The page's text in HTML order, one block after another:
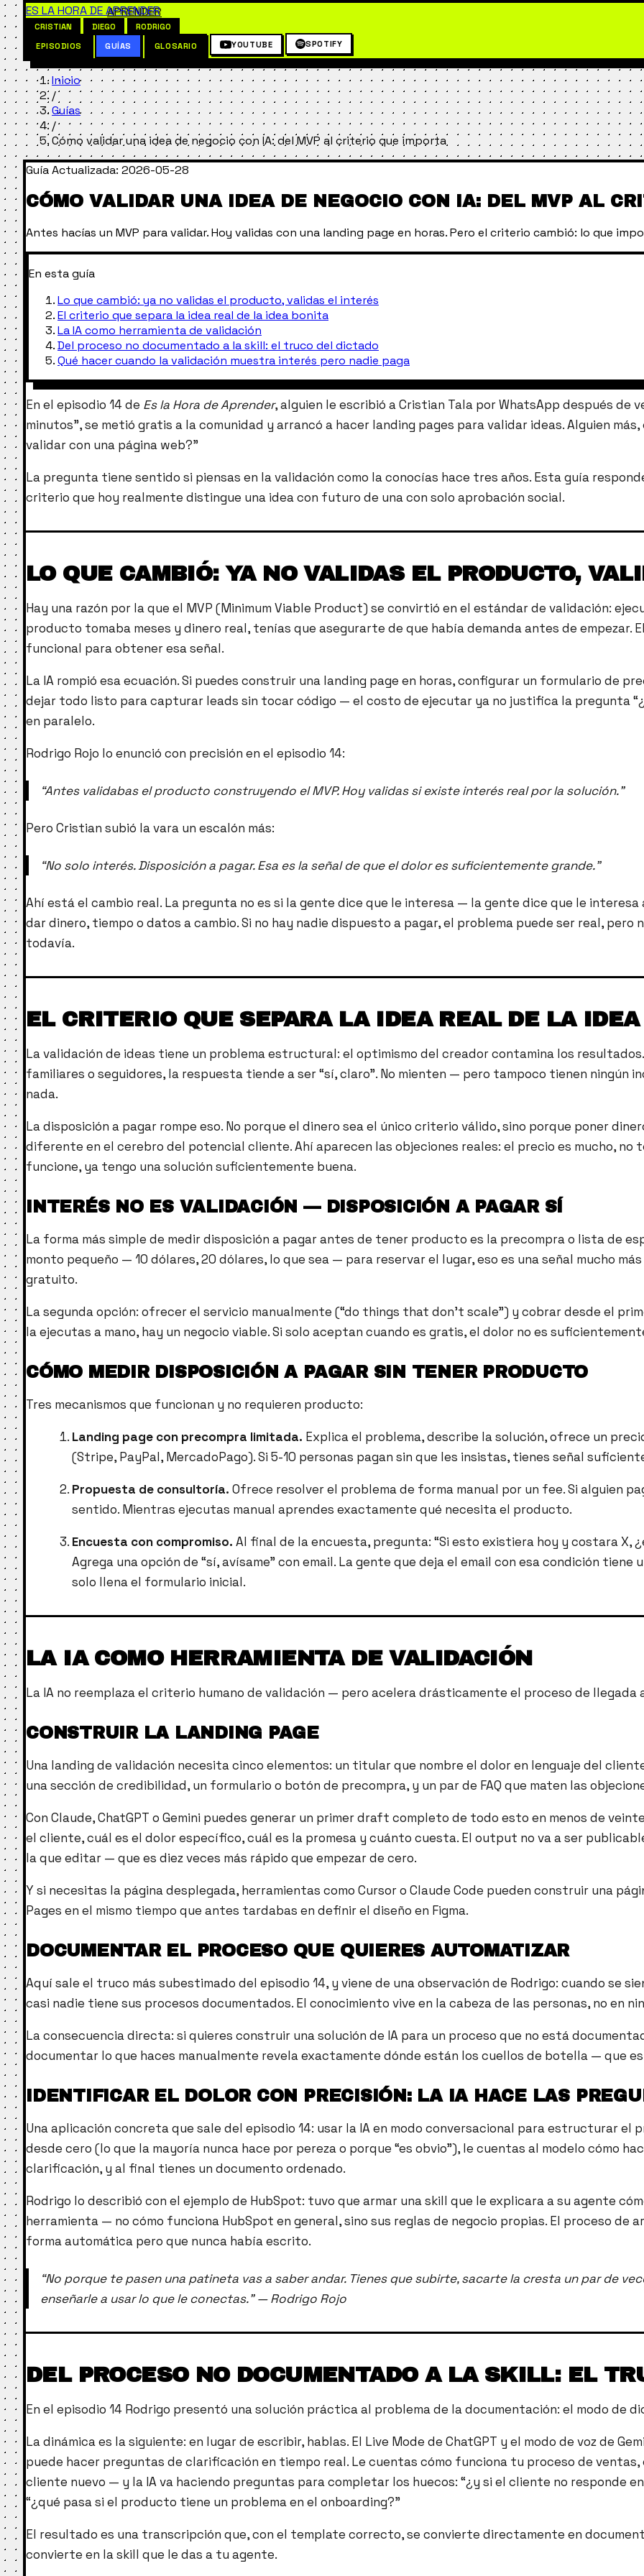
ES LA HORA DEAPRENDER
CRISTIAN DIEGO
RODRIGO
EPISODIOS
GUÍAS GLOSARIO YOUTUBE SPOTIFY
Inicio
/
Guías
/
Cómo validar una idea de negocio con IA: del MVP al criterio que importa
GuíaActualizada: 2026-05-28
CÓMO VALIDAR UNA IDEA DE NEGOCIO CON IA: DEL MVP AL
Antes hacías un MVP para validar. Hoy validas con una landing page en horas. Pero el criterio cambió: lo que
En esta guía
Lo que cambió: ya no validas el producto, validas el interés
El criterio que separa la idea real de la idea bonita
La IA como herramienta de validación
Del proceso no documentado a la skill: el truco del dictado
Qué hacer cuando la validación muestra interés pero nadie paga
En el episodio 14 de Es la Hora de Aprender, alguien le escribió a Cristian Tala por WhatsApp después de
minutos”, se metió gratis a la comunidad y arrancó a hacer landing pages para validar ideas. Alguien
validar con una página web?”
La pregunta tiene sentido si piensas en la validación como la conocías hace tres años. Esta guía
criterio que hoy realmente distingue una idea con futuro de una con solo aprobación social.
LO QUE CAMBIÓ: YA NO VALIDAS EL PRODUCTO,
Hay una razón por la que el MVP (Minimum Viable Product) se convirtió en el estándar de validación:
producto tomaba meses y dinero real, tenías que asegurarte de que había demanda antes de empezar.
funcional para obtener esa señal.
La IA rompió esa ecuación. Si puedes construir una landing page en horas, configurar un formulario de
dejar todo listo para capturar leads sin tocar código — el costo de ejecutar ya no justifica la pregunta
en paralelo.
Rodrigo Rojo lo enunció con precisión en el episodio 14:
“Antes validabas el producto construyendo el MVP. Hoy validas si existe interés real por la solución.”
Pero Cristian subió la vara un escalón más:
“No solo interés. Disposición a pagar. Esa es la señal de que el dolor es suficientemente grande.”
Ahí está el cambio real. La pregunta no es si la gente dice que le interesa — la gente dice que le
dar dinero, tiempo o datos a cambio. Si no hay nadie dispuesto a pagar, el problema puede ser real, pero
todavía.
EL CRITERIO QUE SEPARA LA IDEA REAL DE LA
La validación de ideas tiene un problema estructural: el optimismo del creador contamina los
familiares o seguidores, la respuesta tiende a ser “sí, claro”. No mienten — pero tampoco tienen ningún
nada.
La disposición a pagar rompe eso. No porque el dinero sea el único criterio válido, sino porque poner
diferente en el cerebro del potencial cliente. Ahí aparecen las objeciones reales: el precio es mucho, no
funcione, ya tengo una solución suficientemente buena.
INTERÉS NO ES VALIDACIÓN — DISPOSICIÓN A PAGAR SÍ
La forma más simple de medir disposición a pagar antes de tener producto es la precompra o lista de
monto pequeño — 10 dólares, 20 dólares, lo que sea — para reservar el lugar, eso es una señal mucho
gratuito.
La segunda opción: ofrecer el servicio manualmente (“do things that don’t scale”) y cobrar desde el
la ejecutas a mano, hay un negocio viable. Si solo aceptan cuando es gratis, el dolor no es
CÓMO MEDIR DISPOSICIÓN A PAGAR SIN TENER PRODUCTO
Tres mecanismos que funcionan y no requieren producto:
Landing page con precompra limitada. Explica el problema, describe la solución, ofrece un
(Stripe, PayPal, MercadoPago). Si 5-10 personas pagan sin que les insistas, tienes señal
Propuesta de consultoría. Ofrece resolver el problema de forma manual por un fee. Si alguien
sentido. Mientras ejecutas manual aprendes exactamente qué necesita el producto.
Encuesta con compromiso. Al final de la encuesta, pregunta: “Si esto existiera hoy y costara X,
Agrega una opción de “sí, avísame” con email. La gente que deja el email con esa condición
solo llena el formulario inicial.
LA IA COMO HERRAMIENTA DE VALIDACIÓN
La IA no reemplaza el criterio humano de validación — pero acelera drásticamente el proceso de
CONSTRUIR LA LANDING PAGE
Una landing de validación necesita cinco elementos: un titular que nombre el dolor en lenguaje del
una sección de credibilidad, un formulario o botón de precompra, y un par de FAQ que maten las
Con Claude, ChatGPT o Gemini puedes generar un primer draft completo de todo esto en menos de
el cliente, cuál es el dolor específico, cuál es la promesa y cuánto cuesta. El output no va a ser
la que editar — que es diez veces más rápido que empezar de cero.
Y si necesitas la página desplegada, herramientas como Cursor o Claude Code pueden construir una
Pages en el mismo tiempo que antes tardabas en definir el diseño en Figma.
DOCUMENTAR EL PROCESO QUE QUIERES AUTOMATIZAR
Aquí sale el truco más subestimado del episodio 14, y viene de una observación de Rodrigo: cuando se
casi nadie tiene sus procesos documentados. El conocimiento vive en la cabeza de las personas, no en
La consecuencia directa: si quieres construir una solución de IA para un proceso que no está
documentar lo que haces manualmente revela exactamente dónde están los cuellos de botella — que
IDENTIFICAR EL DOLOR CON PRECISIÓN: LA IA HACE LAS
Una aplicación concreta que sale del episodio 14: usar la IA en modo conversacional para estructurar el
desde cero (lo que la mayoría nunca hace por pereza o porque “es obvio”), le cuentas al modelo cómo
clarificación, y al final tienes un documento ordenado.
Rodrigo lo describió con el ejemplo de HubSpot: tuvo que armar una skill que le explicara a su agente
herramienta — no cómo funciona HubSpot en general, sino sus reglas de negocio propias. El proceso de
forma automática pero que nunca había escrito.
“No porque te pasen una patineta vas a saber andar. Tienes que subirte, sacarte la cresta un par de
enseñarle a usar lo que le conectas.” — Rodrigo Rojo
DEL PROCESO NO DOCUMENTADO A LA SKILL: EL
En el episodio 14 Rodrigo presentó una solución práctica al problema de la documentación: el modo de
La dinámica es la siguiente: en lugar de escribir, hablas. El Live Mode de ChatGPT y el modo de voz de
puede hacer preguntas de clarificación en tiempo real. Le cuentas cómo funciona tu proceso de ventas,
cliente nuevo — y la IA va haciendo preguntas para completar los huecos: “¿y si el cliente no responde
“¿qué pasa si el producto tiene un problema en el onboarding?”
El resultado es una transcripción que, con el template correcto, se convierte directamente en
convierte en la skill que le das a tu agente.